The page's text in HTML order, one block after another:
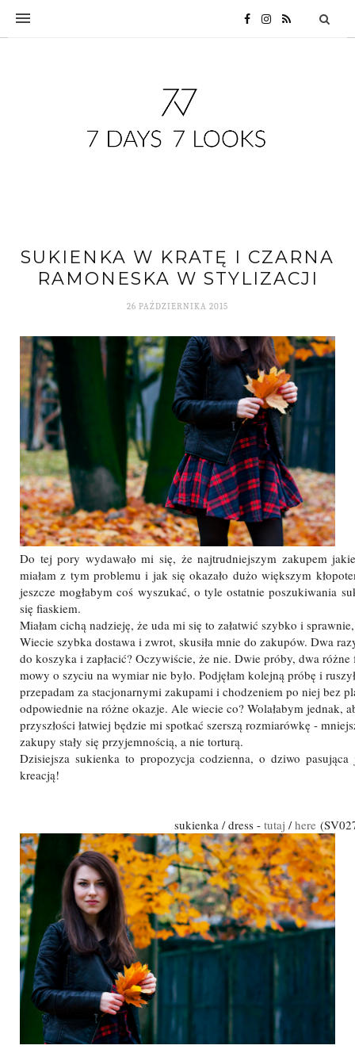
SUKIENKA W KRATĘ I CZARNA
RAMONESKA W STYLIZACJI
26 PAŹDZIERNIKA 2015
Do tej pory wydawało mi się, że najtrudniejszym zakupem
miałam z tym problemu i jak się okazało dużo większym
jeszcze mogłabym coś wyszukać, o tyle ostatnie poszukiwania
się fiaskiem.
Miałam cichą nadzieję, że uda mi się to załatwić szybko i
Wiecie szybka dostawa i zwrot, skusiła mnie do zakupów. Dwa
do koszyka i zapłacić? Oczywiście, że nie. Dwie próby, dwa
mowy o szyciu na wymiar nie było. Podjęłam kolejną próbę i
przepadam za stacjonarnymi zakupami i chodzeniem po niej bez
odpowiednie na różne okazje. Ale wiecie co? Wolałabym jednak,
przyszłości łatwiej będzie mi spotkać szerszą rozmiarówkę -
zakupy stały się przyjemnością, a nie torturą.
Dzisiejsza sukienka to propozycja codzienna, o dziwo
kreacją!
sukienka / dress - tutaj /here